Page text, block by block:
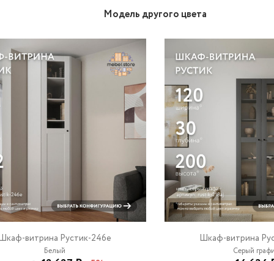
Модель другого цвета
витрина Рустик-246e
Белый
Шкаф-витрина
Серый